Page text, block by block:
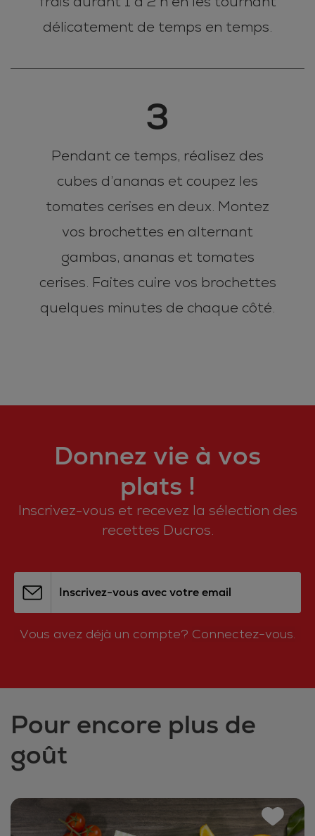
délicatement de temps en temps.
3
Pendant ce temps, réalisez des
cubes d’ananas et coupez les
tomates cerises en deux. Montez
vos brochettes en alternant
gambas, ananas et tomates
cerises. Faites cuire vos brochettes
quelques minutes de chaque côté.
Donnez vie à vos
plats !
Inscrivez-vous et recevez la sélection des
recettes Ducros.
Inscrivez-vous avec votre email
Vous avez déjà un compte? Connectez-vous.
Pour encore plus de
goût